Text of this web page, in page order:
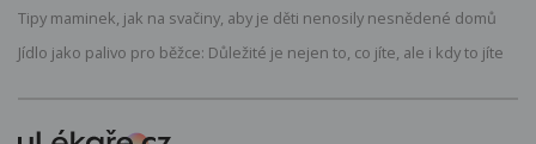
Tipy maminek, jak na svačiny, aby je děti nenosily nesnědené domů
Jídlo jako palivo pro běžce: Důležité je nejen to, co jíte, ale i kdy to jíte